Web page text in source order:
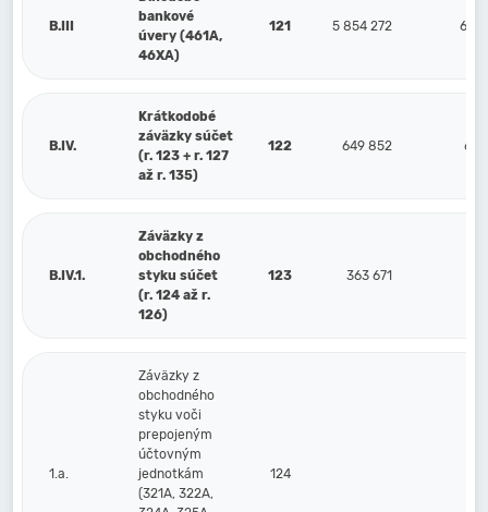
B.III
bankové
úvery (461A,
46XA)
121 5 854 272 6
B.IV.
Krátkodobé
záväzky súčet
(r. 123 + r. 127
až r. 135)
122 649 852
B.IV.1.
Záväzky z
obchodného
styku súčet
(r. 124 až r.
126)
123 363 671
1.a.
Záväzky z
obchodného
styku voči
prepojeným
účtovným
jednotkám
(321A, 322A,
124